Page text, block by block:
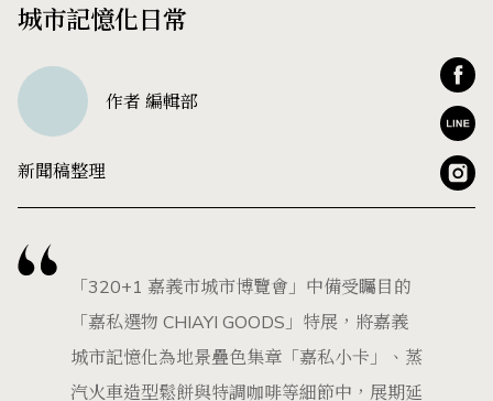
城市記憶化日常
作者 編輯部
新聞稿整理
「320+1 嘉義市城市博覽會」中備受矚目的
「嘉私選物 CHIAYI GOODS」特展，將嘉義
城市記憶化為地景疊色集章「嘉私小卡」、蒸
汽火車造型鬆餅與特調咖啡等細節中，展期延